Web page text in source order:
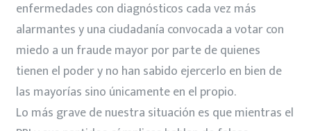
enfermedades con diagnósticos cada vez más
alarmantes y una ciudadanía convocada a votar con
miedo a un fraude mayor por parte de quienes
tienen el poder y no han sabido ejercerlo en bien de
las mayorías sino únicamente en el propio.
Lo más grave de nuestra situación es que mientras el